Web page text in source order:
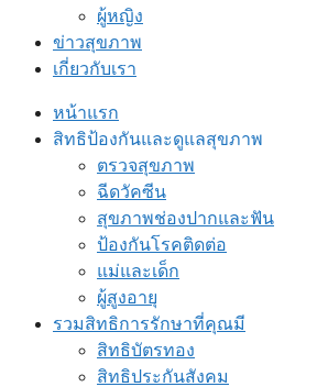
ผู้หญิง
ข่าวสุขภาพ
เกี่ยวกับเรา
หน้าแรก
สิทธิป้องกันและดูแลสุขภาพ
ตรวจสุขภาพ
ฉีดวัคซีน
สุขภาพช่องปากและฟัน
ป้องกันโรคติดต่อ
แม่และเด็ก
ผู้สูงอายุ
รวมสิทธิการรักษาที่คุณมี
สิทธิบัตรทอง
สิทธิประกันสังคม